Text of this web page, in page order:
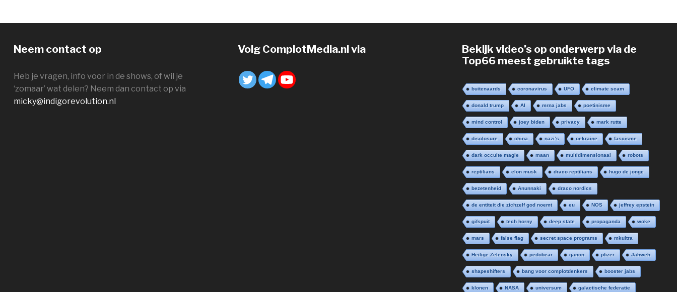
Neem contact op
Heb je vragen, info voor in de shows, of wil je
‘zomaar’ wat delen? Neem dan contact op via
micky@indigorevolution.nl
Volg ComplotMedia.nl via
Bekijk video’s op onderwerp via de
Top66 meest gebruikte tags
buitenaards coronavirus UFO climate scam
donald trump AI mrna jabs poetinisme
mind control joey biden privacy mark rutte
disclosure china nazi’s oekraine fascisme
dark occulte magie maan multidimensionaal robots
reptilians elon musk draco reptilians hugo de jonge
bezetenheid Anunnaki draco nordics
de entiteit die zichzelf god noemt eu NOS jeffrey epstein
gifspuit tech horny deep state propaganda woke
mars false flag secret space programs mkultra
Heilige Zelensky pedobear qanon pfizer Jahweh
shapeshifters bang voor complotdenkers booster jabs
klonen NASA universum galactische federatie